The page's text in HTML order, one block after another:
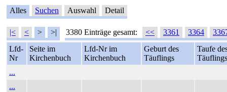
Alles Suchen Auswahl Detail
|< < > >| 3380 Einträge gesamt: << 3361 3364
Lfd-
Nr
Seite im
Kirchenbuch
Lfd-Nr im
Kirchenbuch
Geburt des
Täuflings
Taufe
Täuflings
...
...